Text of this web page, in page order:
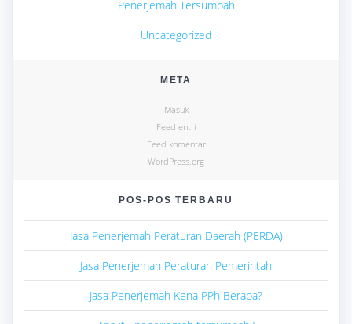
Penerjemah Tersumpah
Uncategorized
META
Masuk
Feed entri
Feed komentar
WordPress.org
POS-POS TERBARU
Jasa Penerjemah Peraturan Daerah (PERDA)
Jasa Penerjemah Peraturan Pemerintah
Jasa Penerjemah Kena PPh Berapa?